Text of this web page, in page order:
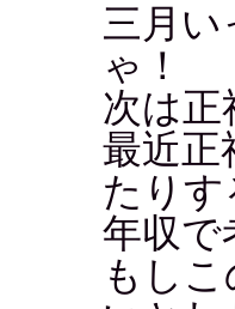
三月
ゃ！
次は正
最近正
たりす
年収で
もし